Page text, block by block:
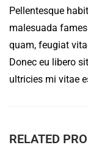
Pellentesque
malesuada
quam, feugiat
Donec eu libero
ultricies mi vitae
RELATED